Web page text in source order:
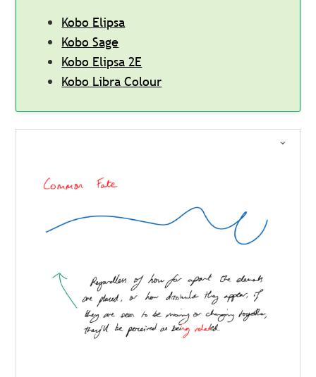
Kobo Elipsa
Kobo Sage
Kobo Elipsa 2E
Kobo Libra Colour